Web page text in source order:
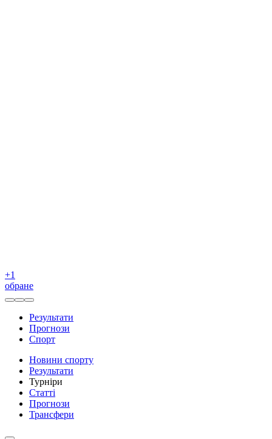
+1
обране
Результати
Прогнози
Спорт
Новини спорту
Результати
Турніри
Статті
Прогнози
Трансфери